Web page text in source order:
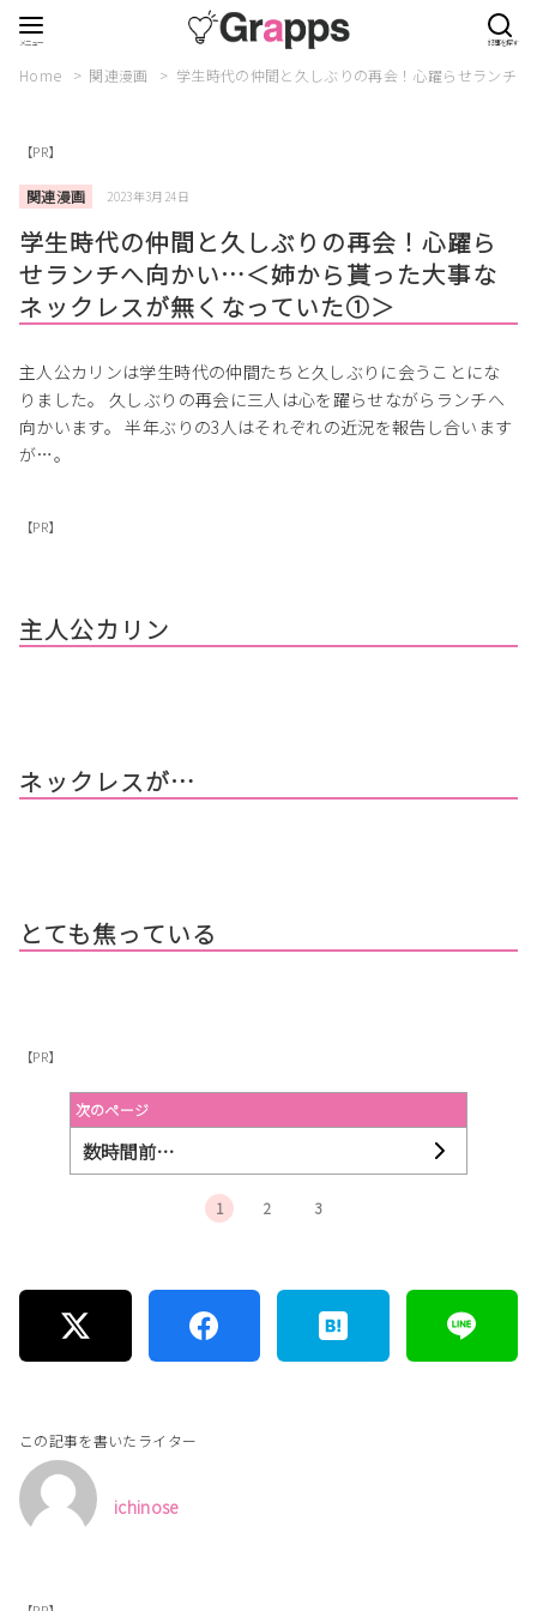
Home 関連漫画 学生時代の仲間と久しぶりの再会！心躍らせランチ
【PR】
関連漫画 2023年3月24日
学生時代の仲間と久しぶりの再会！心躍ら
せランチへ向かい…＜姉から貰った大事な
ネックレスが無くなっていた➀＞
主人公カリンは学生時代の仲間たちと久しぶりに会うことにな
りました。 久しぶりの再会に三人は心を躍らせながらランチへ
向かいます。 半年ぶりの3人はそれぞれの近況を報告し合います
が…。
【PR】
主人公カリン
ネックレスが…
とても焦っている
【PR】
次のページ
数時間前…
1 2 3
この記事を書いたライター
ichinose